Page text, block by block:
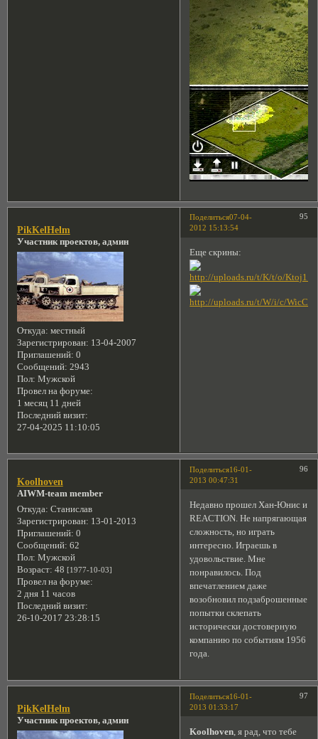
Поделиться 95
07-04-
2012 15:13:54
PikKelHelm
Участник проектов, админ
Откуда: местный
Зарегистрирован: 13-04-2007
Приглашений: 0
Сообщений: 2943
Пол: Мужской
Провел на форуме:
1 месяц 11 дней
Последний визит:
27-04-2025 11:10:05
Еще скрины:
Поделиться 96
16-01-
2013 00:47:31
Koolhoven
AIWM-team member
Откуда: Станислав
Зарегистрирован: 13-01-2013
Приглашений: 0
Сообщений: 62
Пол: Мужской
Возраст: 48 [1977-10-03]
Провел на форуме:
2 дня 11 часов
Последний визит:
26-10-2017 23:28:15
Недавно прошел Хан-Юнис и
REACTION. Не напрягающая
сложность, но играть
интересно. Играешь в
удовольствие. Мне
понравилось. Под
впечатлением даже
возобновил подзаброшенные
попытки склепать
исторически достоверную
компанию по событиям 1956
года.
Поделиться 97
16-01-
2013 01:33:17
PikKelHelm
Участник проектов, админ
Koolhoven, я рад, что тебе